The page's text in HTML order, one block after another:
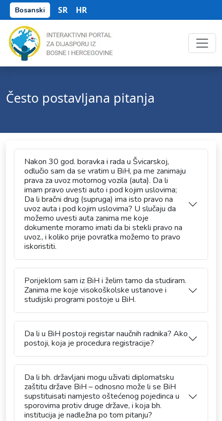
Bosanski SR HR
Često postavljana pitanja
Nakon 30 god. boravka i rada u Švicarskoj,
odlučio sam da se vratim u BiH, pa me zanimaju
prava za uvoz motornog vozila (auta). Da li
imam pravo uvesti auto i pod kojim uslovima;
Da li bračni drug (supruga) ima isto pravo na
uvoz auta i pod kojim uslovima? U slučaju da
možemo uvesti auta zanima me koje
dokumente moramo imati da bi stekli pravo na
uvoz., i koliko prije povratka možemo to pravo
iskoristiti.
Porijeklom sam iz BiH i želim tamo da studiram.
Zanima me koje visokoškolske ustanove i
studijski programi postoje u BiH.
Da li u BiH postoji registar naučnih radnika? Ako
postoji, koja je procedura registracije?
Da li bh. državljani mogu uživati diplomatsku
zaštitu države BiH – odnosno može li se BiH
supstituisati namjesto oštećenog pojedinca u
sporovima protiv druge države, i koja bh.
institucija je nadležna po tom pitanju?